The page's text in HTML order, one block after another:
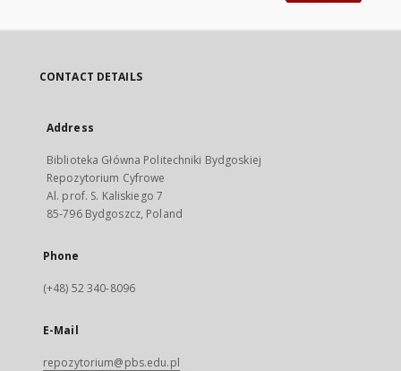
CONTACT DETAILS
Address
Biblioteka Główna Politechniki Bydgoskiej
Repozytorium Cyfrowe
Al. prof. S. Kaliskiego 7
85-796 Bydgoszcz, Poland
Phone
(+48) 52 340-8096
E-Mail
repozytorium@pbs.edu.pl